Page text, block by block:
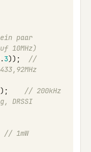
paar
10MHz)
.3));
//
);
// 200kHz
DRSSI
// 1mW